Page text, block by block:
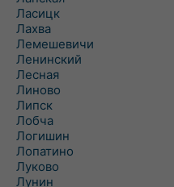
Ласицк
Лахва
Лемешевичи
Ленинский
Лесная
Линово
Липск
Лобча
Логишин
Лопатино
Луково
Лунин